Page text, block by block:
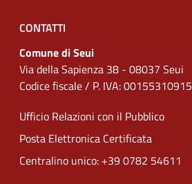
CONTATTI
Comune di Seui
Via della Sapienza 38 - 08037 Seui
Codice fiscale / P. IVA: 00155310915
Ufficio Relazioni con il Pubblico
Posta Elettronica Certificata
Centralino unico: +39 0782 54611